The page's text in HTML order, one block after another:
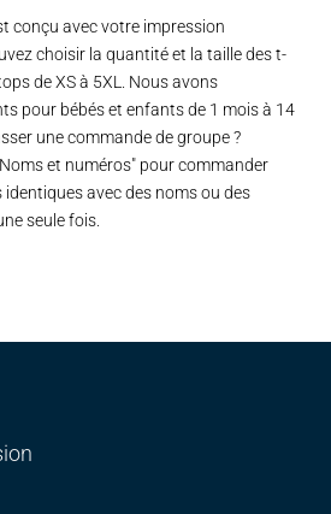
conçu avec votre impression
choisir la quantité et la taille des t-
de XS à 5XL. Nous avons
pour bébés et enfants de 1 mois à 14
une commande de groupe ?
et numéros" pour commander
avec des noms ou des
seule fois.